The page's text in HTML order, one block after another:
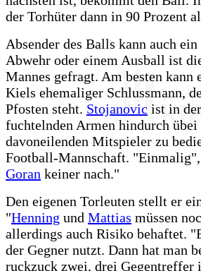
der Torhüter dann in 90 Prozent
Absender des Balls kann auch
Abwehr oder einem Ausball ist
Mannes gefragt. Am besten kann
Kiels ehemaliger Schlussmann,
Pfosten steht. Stojanovic ist in
fuchtelnden Armen hindurch übei
davoneilenden Mitspieler zu
Football-Mannschaft.
Goran keiner nach."
Den eigenen Torleuten stellt er
"Henning und Mattias müssen
allerdings auch Risiko behaftet.
der Gegner nutzt. Dann hat man
ruckzuck zwei, drei Gegentreffer